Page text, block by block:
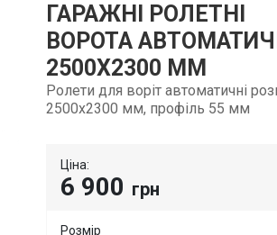
ГАРАЖНІ РОЛЕТНІ
ВОРОТА
2500Х2300 ММ
Ролети для воріт автоматичні
2500х2300 мм, профіль 55 мм
Ціна:
6 900 грн
Розмір